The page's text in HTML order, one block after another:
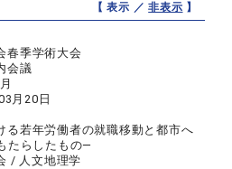
【 表示 ／非表示 】
春季学術大会
会議
月20日
る若年労働者の就職移動と都市へ
たらしたもの―
/ 人文地理学